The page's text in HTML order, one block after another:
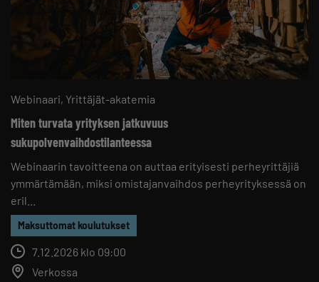
Webinaari Yrittäjät-akatemia
Miten turvata yrityksen jatkuvuus
sukupolvenvaihdostilanteessa
Webinaarin tavoitteena on auttaa erityisesti perheyrittäjiä
ymmärtämään, miksi omistajanvaihdos perheyrityksessä on
eril...
Maksuttomat koulutukset
7.12.2026 klo 09:00
Verkossa